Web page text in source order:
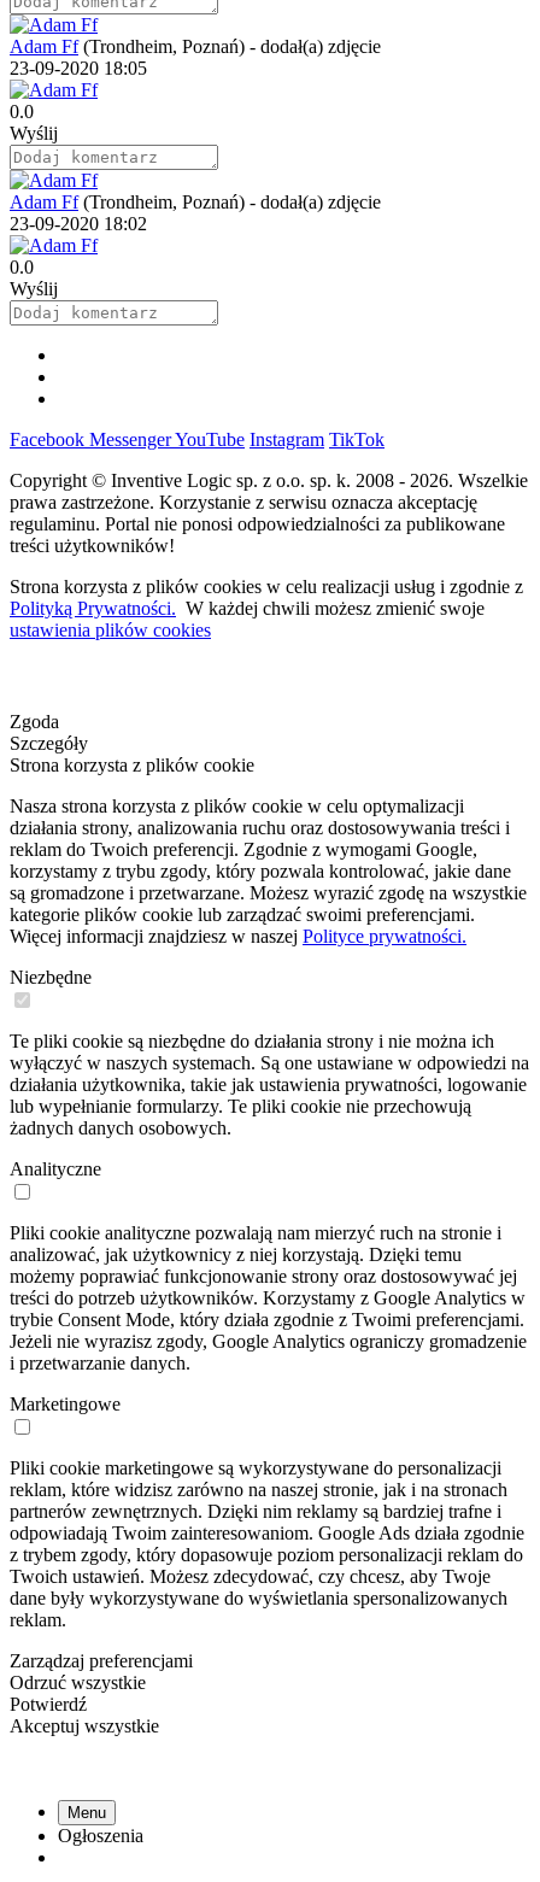
Adam Ff (Trondheim, Poznań) - dodał(a) zdjęcie
23-09-2020 18:05
0.0
Wyślij
Adam Ff (Trondheim, Poznań) - dodał(a) zdjęcie
23-09-2020 18:02
0.0
Wyślij
Facebook MessengerYouTube Instagram TikTok
Copyright © Inventive Logic sp. z o.o. sp. k. 2008 - 2026. Wszelkie
prawa zastrzeżone. Korzystanie z serwisu oznacza akceptację
regulaminu. Portal nie ponosi odpowiedzialności za publikowane
treści użytkowników!
Strona korzysta z plików cookies w celu realizacji usług i zgodnie z
Polityką Prywatności. W każdej chwili możesz zmienić swoje
ustawienia plików cookies
Zgoda
Szczegóły
Strona korzysta z plików cookie
Nasza strona korzysta z plików cookie w celu optymalizacji
działania strony, analizowania ruchu oraz dostosowywania treści i
reklam do Twoich preferencji. Zgodnie z wymogami Google,
korzystamy z trybu zgody, który pozwala kontrolować, jakie dane
są gromadzone i przetwarzane. Możesz wyrazić zgodę na wszystkie
kategorie plików cookie lub zarządzać swoimi preferencjami.
Więcej informacji znajdziesz w naszej Polityce prywatności.
Niezbędne
Te pliki cookie są niezbędne do działania strony i nie można ich
wyłączyć w naszych systemach. Są one ustawiane w odpowiedzi na
działania użytkownika, takie jak ustawienia prywatności, logowanie
lub wypełnianie formularzy. Te pliki cookie nie przechowują
żadnych danych osobowych.
Analityczne
Pliki cookie analityczne pozwalają nam mierzyć ruch na stronie i
analizować, jak użytkownicy z niej korzystają. Dzięki temu
możemy poprawiać funkcjonowanie strony oraz dostosowywać jej
treści do potrzeb użytkowników. Korzystamy z Google Analytics w
trybie Consent Mode, który działa zgodnie z Twoimi preferencjami.
Jeżeli nie wyrazisz zgody, Google Analytics ograniczy gromadzenie
i przetwarzanie danych.
Marketingowe
Pliki cookie marketingowe są wykorzystywane do personalizacji
reklam, które widzisz zarówno na naszej stronie, jak i na stronach
partnerów zewnętrznych. Dzięki nim reklamy są bardziej trafne i
odpowiadają Twoim zainteresowaniom. Google Ads działa zgodnie
z trybem zgody, który dopasowuje poziom personalizacji reklam do
Twoich ustawień. Możesz zdecydować, czy chcesz, aby Twoje
dane były wykorzystywane do wyświetlania spersonalizowanych
reklam.
Zarządzaj preferencjami
Odrzuć wszystkie
Potwierdź
Akceptuj wszystkie
Menu
Ogłoszenia